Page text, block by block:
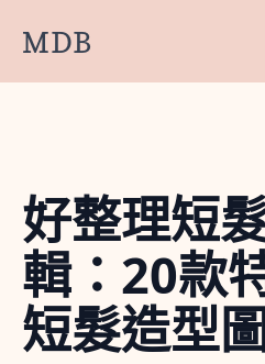
MDB
好整理短
輯：20款
短髮造型